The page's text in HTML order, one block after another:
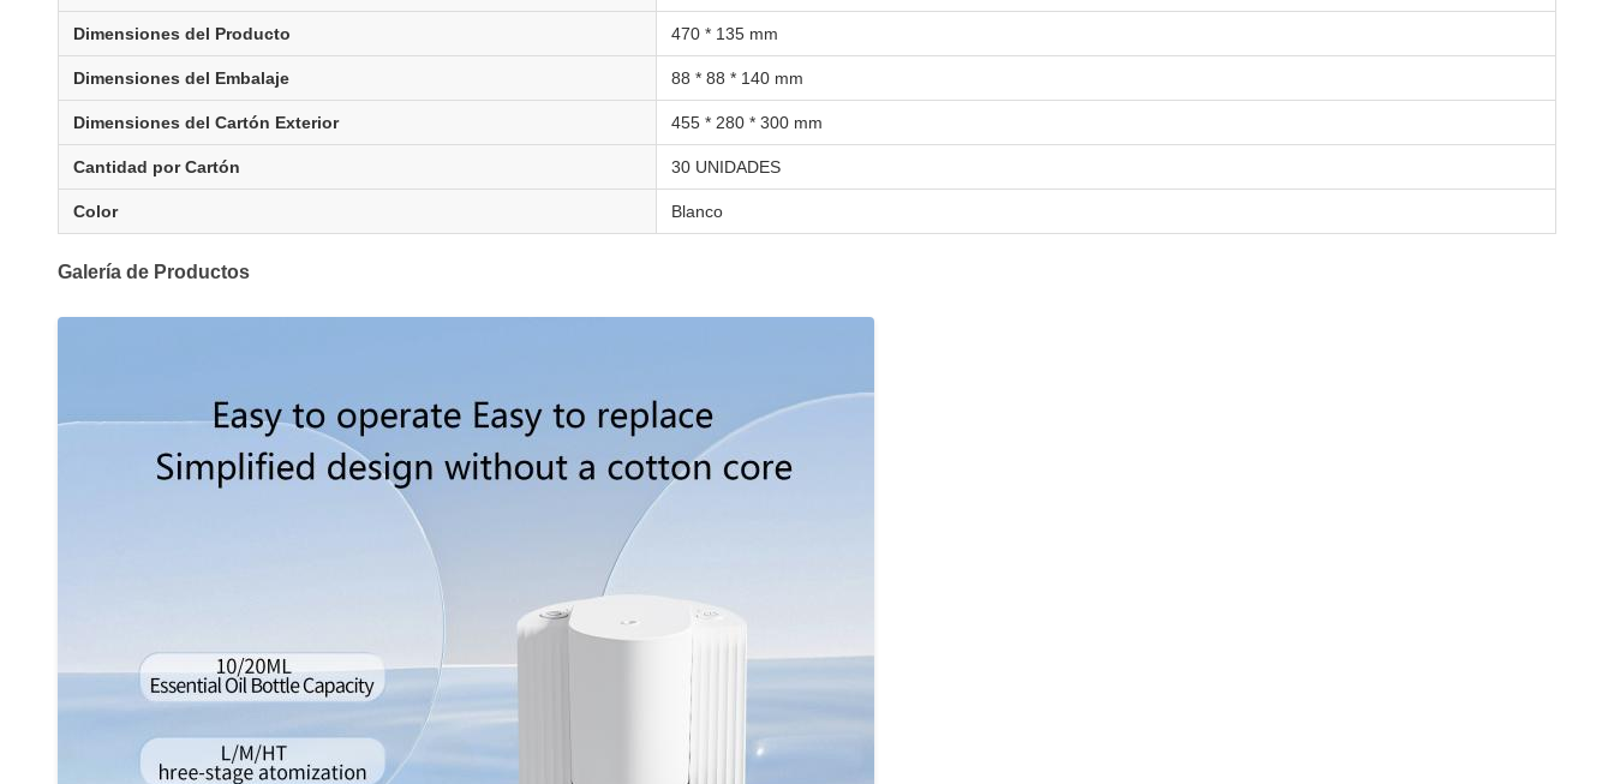
Dimensiones del Producto 470 * 135 mm
Dimensiones del Embalaje 88 * 88 * 140 mm
Dimensiones del Cartón Exterior 455 * 280 * 300 mm
Cantidad por Cartón 30 UNIDADES
Color Blanco
Galería de Productos